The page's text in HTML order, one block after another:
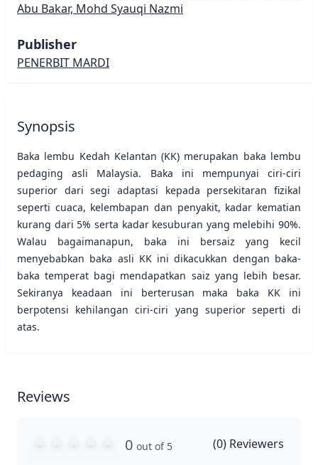
Abu Bakar, Mohd Syauqi Nazmi
Publisher
PENERBIT MARDI
Synopsis
Baka lembu Kedah Kelantan (KK) merupakan baka lembu
pedaging asli Malaysia. Baka ini mempunyai ciri-ciri
superior dari segi adaptasi kepada persekitaran fizikal
seperti cuaca, kelembapan dan penyakit, kadar kematian
kurang dari 5% serta kadar kesuburan yang melebihi 90%.
Walau bagaimanapun, baka ini bersaiz yang kecil
menyebabkan baka asli KK ini dikacukkan dengan baka-
baka temperat bagi mendapatkan saiz yang lebih besar.
Sekiranya keadaan ini berterusan maka baka KK ini
berpotensi kehilangan ciri-ciri yang superior seperti di
atas.
Reviews
0 out of 5 (0) Reviewers